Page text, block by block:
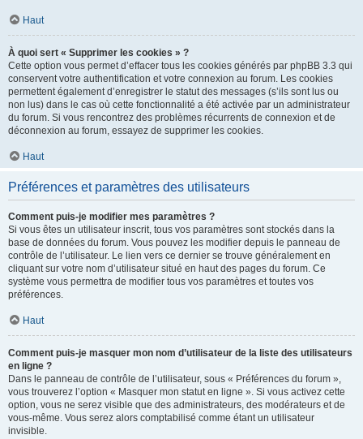
Haut
À quoi sert « Supprimer les cookies » ?
Cette option vous permet d’effacer tous les cookies générés par phpBB 3.3 qui
conservent votre authentification et votre connexion au forum. Les cookies
permettent également d’enregistrer le statut des messages (s’ils sont lus ou
non lus) dans le cas où cette fonctionnalité a été activée par un administrateur
du forum. Si vous rencontrez des problèmes récurrents de connexion et de
déconnexion au forum, essayez de supprimer les cookies.
Haut
Préférences et paramètres des utilisateurs
Comment puis-je modifier mes paramètres ?
Si vous êtes un utilisateur inscrit, tous vos paramètres sont stockés dans la
base de données du forum. Vous pouvez les modifier depuis le panneau de
contrôle de l’utilisateur. Le lien vers ce dernier se trouve généralement en
cliquant sur votre nom d’utilisateur situé en haut des pages du forum. Ce
système vous permettra de modifier tous vos paramètres et toutes vos
préférences.
Haut
Comment puis-je masquer mon nom d’utilisateur de la liste des utilisateurs
en ligne ?
Dans le panneau de contrôle de l’utilisateur, sous « Préférences du forum »,
vous trouverez l’option « Masquer mon statut en ligne ». Si vous activez cette
option, vous ne serez visible que des administrateurs, des modérateurs et de
vous-même. Vous serez alors comptabilisé comme étant un utilisateur
invisible.